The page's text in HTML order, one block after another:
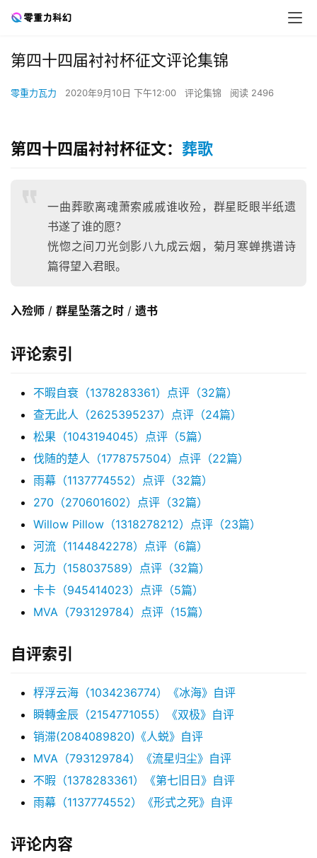
第四十四届衬衬杯征文评论集锦
零重力瓦力 2020年9月10日 下午12:00 评论集锦 阅读 2496
第四十四届衬衬杯征文： 葬歌
一曲葬歌离魂萧索戚戚谁收殓，群星眨眼半纸遗
书遂了谁的愿？
恍惚之间刀光剑影八九成云烟，菊月寒蝉携谱诗
篇得望入君眼。
入殓师 / 群星坠落之时 / 遗书
评论索引
不暇自衰（1378283361）点评（32篇）
查无此人（2625395237）点评（24篇）
松果（1043194045）点评（5篇）
伐随的楚人（1778757504）点评（22篇）
雨幕（1137774552）点评（32篇）
270（270601602）点评（32篇）
Willow Pillow（1318278212）点评（23篇）
河流（1144842278）点评（6篇）
瓦力（158037589）点评（32篇）
卡卡（945414023）点评（5篇）
MVA（793129784）点评（15篇）
自评索引
桴浮云海（1034236774）《冰海》自评
瞬轉金辰（2154771055）《双极》自评
销滞(2084089820)《人蜕》自评
MVA（793129784）《流星归尘》自评
不暇（1378283361）《第七旧日》自评
雨幕（1137774552）《形式之死》自评
评论内容